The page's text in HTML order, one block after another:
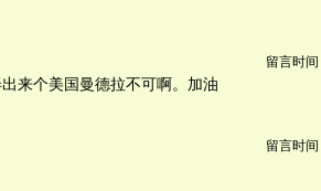
留言时间
来个美国曼德拉不可啊。加油
留言时间